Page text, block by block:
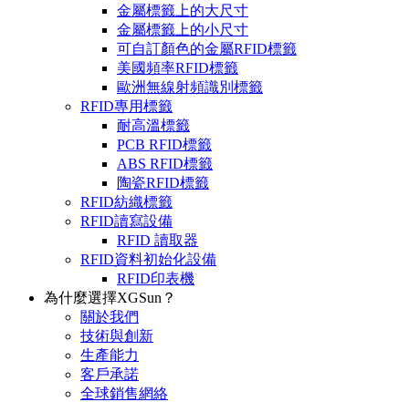
金屬標籤上的大尺寸
金屬標籤上的小尺寸
可自訂顏色的金屬RFID標籤
美國頻率RFID標籤
歐洲無線射頻識別標籤
RFID專用標籤
耐高溫標籤
PCB RFID標籤
ABS RFID標籤
陶瓷RFID標籤
RFID紡織標籤
RFID讀寫設備
RFID 讀取器
RFID資料初始化設備
RFID印表機
為什麼選擇XGSun？
關於我們
技術與創新
生產能力
客戶承諾
全球銷售網絡